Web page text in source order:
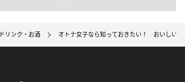
ドリンク・お酒 オトナ女子なら知っておきたい！ おいしいコ